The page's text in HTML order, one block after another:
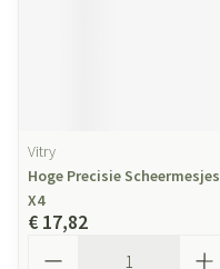
Vitry
Hoge Precisie Scheermesjes
X4
€ 17,82